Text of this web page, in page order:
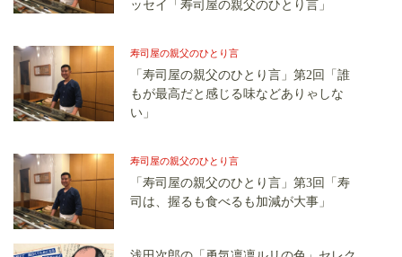
ッセイ「寿司屋の親父のひとり言」
寿司屋の親父のひとり言
「寿司屋の親父のひとり言」第2回「誰
もが最高だと感じる味などありゃしな
い」
寿司屋の親父のひとり言
「寿司屋の親父のひとり言」第3回「寿
司は、握るも食べるも加減が大事」